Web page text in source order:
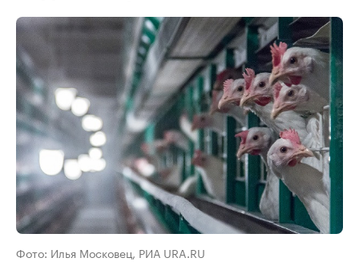
Фото: Илья Московец, РИА URA.RU